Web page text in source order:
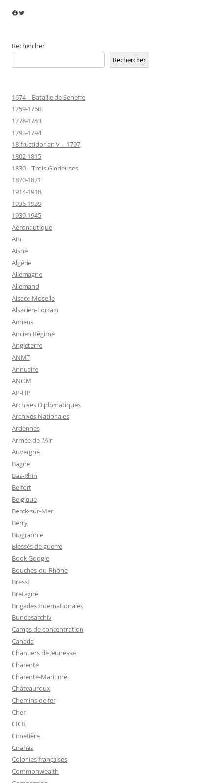
Facebook
Twitter
Rechercher
Rechercher
1674 – Bataille de Seneffe
1759-1760
1778-1783
1793-1794
18 fructidor an V – 1797
1802-1815
1830 – Trois Glorieuses
1870-1871
1914-1918
1936-1939
1939-1945
Aéronautique
Ain
Aisne
Algérie
Allemagne
Allemand
Alsace-Moselle
Alsacien-Lorrain
Amiens
Ancien Régime
Angleterre
ANMT
Annuaire
ANOM
AP-HP
Archives Diplomatiques
Archives Nationales
Ardennes
Armée de l'Air
Auvergne
Bagne
Bas-Rhin
Belfort
Belgique
Berck-sur-Mer
Berry
Biographie
Blessés de guerre
Book Google
Bouches-du-Rhône
Bresst
Bretagne
Brigades Internationales
Bundesarchiv
Camps de concentration
Canada
Chantiers de Jeunesse
Charente
Charente-Maritime
Châteauroux
Chemins de fer
Cher
CICR
Cimetière
Cnahes
Colonies françaises
Commonwealth